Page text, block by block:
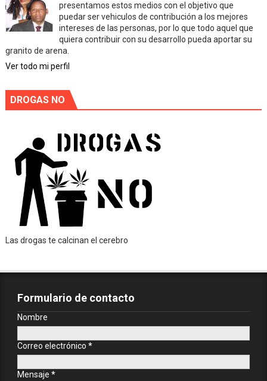
presentamos estos medios con el objetivo que
puedar ser vehiculos de contribución a los mejores
intereses de las personas, por lo que todo aquel que
quiera contribuir con su desarrollo pueda aportar su
granito de arena.
Ver todo mi perfil
DROGAS NO
Las drogas te calcinan el cerebro
Formulario de contacto
Nombre
Correo electrónico *
Mensaje *